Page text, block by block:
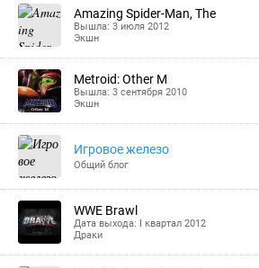
Amazing Spider-Man, The
Вышла: 3 июля 2012
Экшн
Metroid: Other M
Вышла: 3 сентября 2010
Экшн
Игровое железо
Общий блог
WWE Brawl
Дата выхода: I квартал 2012
Драки